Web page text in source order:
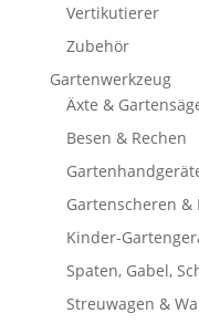
Vertikutierer
Zubehör
Gartenwerkzeug
Äxte &
Besen & Rechen
Gartenscheren &
Kinder-
Spaten, Gabel,
Streuwagen &